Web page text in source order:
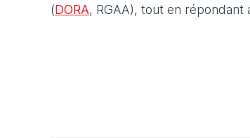
(DORA, RGAA), tout en